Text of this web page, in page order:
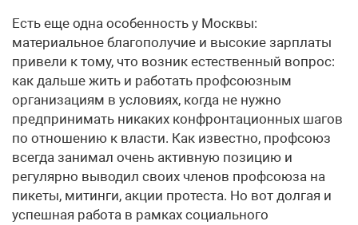
Есть еще одна особенность у Москвы:
материальное благополучие и высокие зарплаты
привели к тому, что возник естественный вопрос:
как дальше жить и работать профсоюзным
организациям в условиях, когда не нужно
предпринимать никаких конфронтационных шагов
по отношению к власти. Как известно, профсоюз
всегда занимал очень активную позицию и
регулярно выводил своих членов профсоюза на
пикеты, митинги, акции протеста. Но вот долгая и
успешная работа в рамках социального